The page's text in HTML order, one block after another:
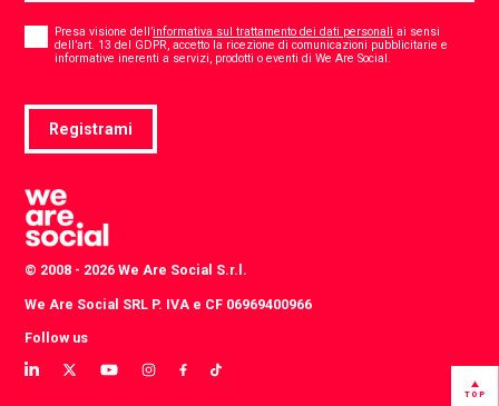
Presa visione dell’informativa sul trattamento dei dati personali ai sensi
dell’art. 13 del GDPR, accetto la ricezione di comunicazioni pubblicitarie e
informative inerenti a servizi, prodotti o eventi di We Are Social.
Registrami
© 2008 - 2026 We Are Social S.r.l.
We Are Social SRL P. IVA e CF 06969400966
Follow us
View
View
View
View
ViewView
TOP